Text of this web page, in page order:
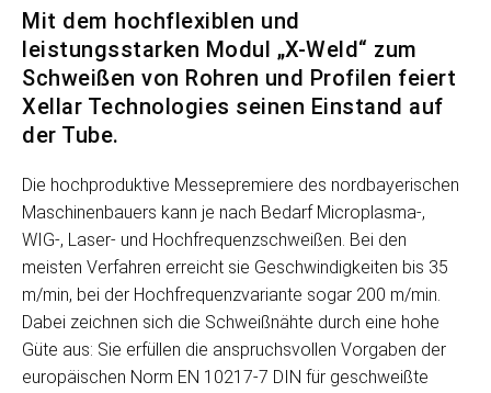
Mit dem hochflexiblen und
leistungsstarken Modul „X-Weld“ zum
Schweißen von Rohren und Profilen feiert
Xellar Technologies seinen Einstand auf
der Tube.
Die hochproduktive Messepremiere des nordbayerischen
Maschinenbauers kann je nach Bedarf Microplasma-,
WIG-, Laser- und Hochfrequenzschweißen. Bei den
meisten Verfahren erreicht sie Geschwindigkeiten bis 35
m/min, bei der Hochfrequenzvariante sogar 200 m/min.
Dabei zeichnen sich die Schweißnähte durch eine hohe
Güte aus: Sie erfüllen die anspruchsvollen Vorgaben der
europäischen Norm EN 10217-7 DIN für geschweißte